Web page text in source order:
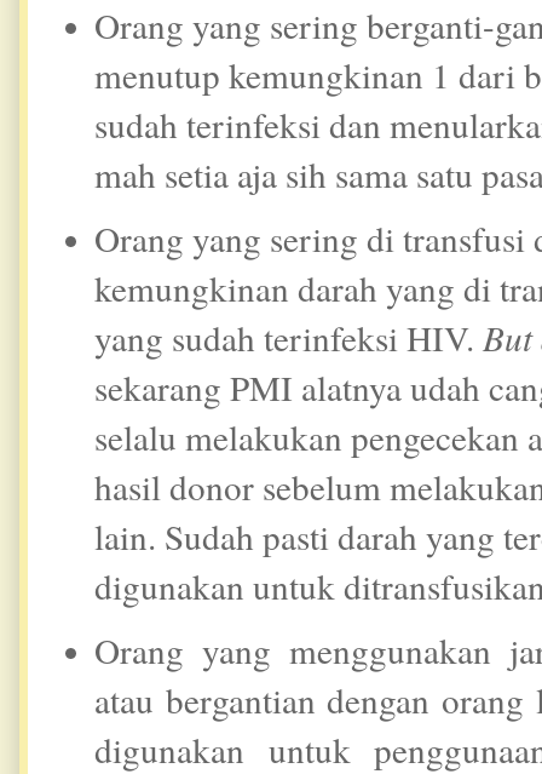
Orang yang sering berganti-
menutup kemungkinan 1 dari
sudah terinfeksi dan
mah setia aja sih sama satu
Orang yang sering di transfusi
kemungkinan darah yang di
yang sudah terinfeksi HIV. But
sekarang PMI alatnya udah
selalu melakukan
hasil donor sebelum
lain. Sudah pasti darah yang
digunakan untuk
Orang yang menggunakan
atau bergantian dengan
digunakan untuk